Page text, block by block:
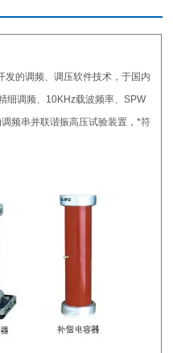
发的调频、调压软件技术，于国内
细调频、10KHz载波频率、SPW
频串并联谐振高压试验装置，*符